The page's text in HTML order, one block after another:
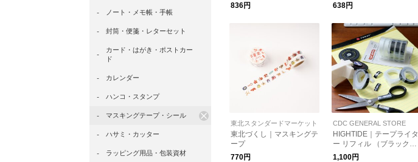
ノート・メモ帳・手帳
封筒・便箋・レターセット
カード・はがき・ポストカー
ド
カレンダー
ハンコ・スタンプ
マスキングテープ・シール
ハサミ・カッター
ラッピング用品・包装資材
間カレンダー用
836円
638円
東北スタンダードマーケット
東北づくし｜マスキングテ
ープ
770円
CDC GENERAL STORE
HIGHTIDE｜テープライタ
ー リフィル （ブラック×
ホワイト）
1,100円